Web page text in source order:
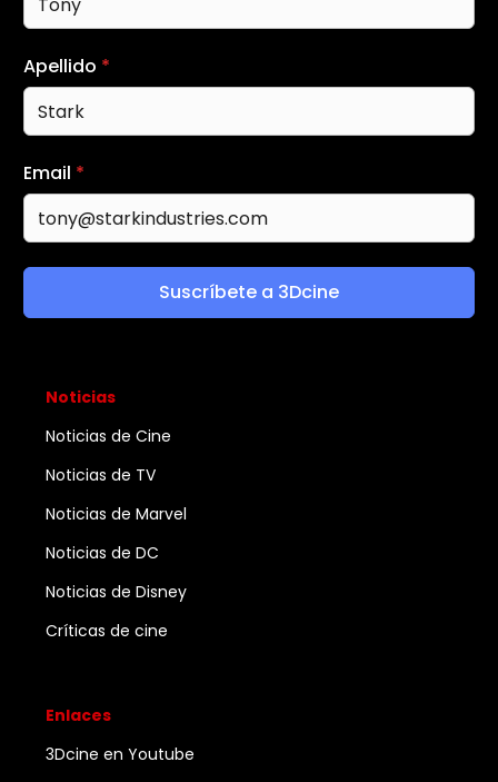
Apellido *
Email *
Suscríbete a 3Dcine
Noticias
Noticias de Cine
Noticias de TV
Noticias de Marvel
Noticias de DC
Noticias de Disney
Críticas de cine
Enlaces
3Dcine en Youtube